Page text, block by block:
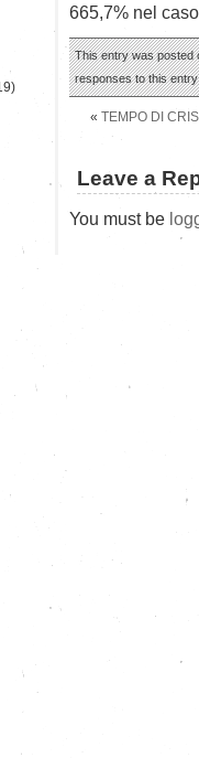
665,7% nel
This entry was posted
responses to this
« TEMPO DI
Leave a
You must be